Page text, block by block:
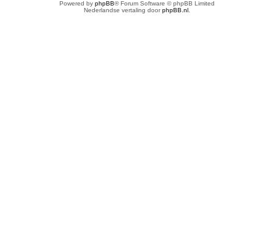
Powered by phpBB® Forum Software © phpBB Limited
Nederlandse vertaling doorphpBB.nl